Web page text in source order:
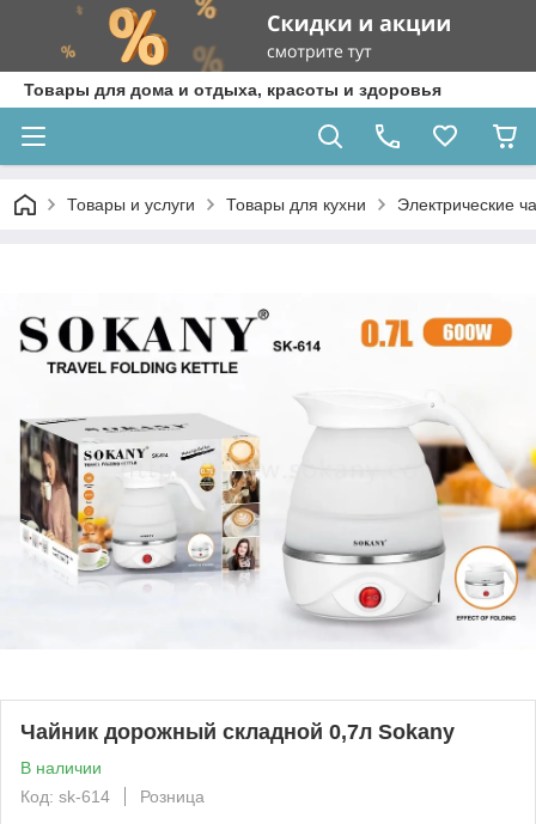
Товары для дома и отдыха, красоты и здоровья
Товары и услуги Товары для кухни Электрические
Чайник дорожный складной 0,7л Sokany
В наличии
Код: sk-614
Розница